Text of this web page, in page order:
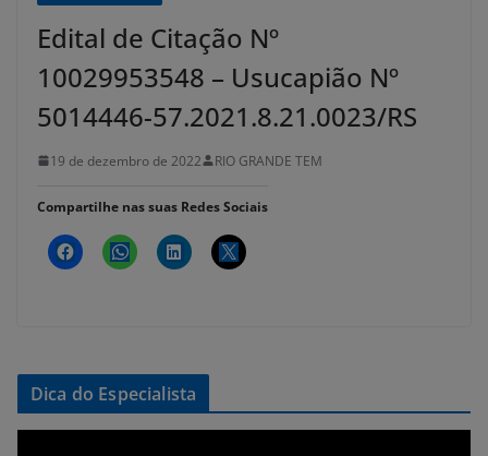
Edital de Citação Nº
10029953548 – Usucapião Nº
5014446-57.2021.8.21.0023/RS
19 de dezembro de 2022 RIO GRANDE TEM
Compartilhe nas suas Redes Sociais
Dica do Especialista